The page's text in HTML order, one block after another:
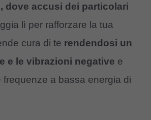
dove accusi dei particolari
lì per rafforzare la tua
cura di te rendendosi un
e le vibrazioni negative e
frequenze a bassa energia di